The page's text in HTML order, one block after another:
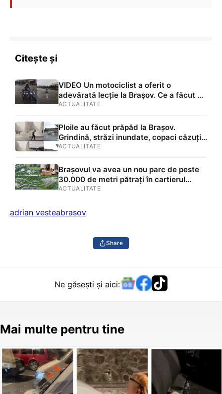
Citește și
VIDEO Un motociclist a oferit o
adevărată lecție la Brașov. Ce a făcut un
tânărul în mijlocul unei străzi inundate.
ACTUALITATE
Ploile au făcut prăpăd la Brașov.
Grindină, străzi inundate, copaci căzuți
și mașini avariate VIDEO/FOTO
ACTUALITATE
Brașovul va avea un nou parc de peste
30.000 de metri pătrați în cartierul
Bartolomeu. Primăria a semnat
ACTUALITATE
adrian vesteabrasov
Share
Ne găsești și aici:
Mai multe pentru tine